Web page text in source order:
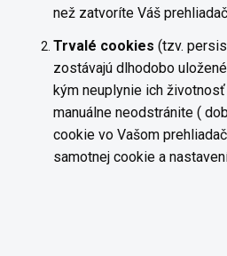
než zatvoríte Váš
Trvalé cookies (tzv.
zostávajú dlhodobo
kým neuplynie ich
manuálne neodstránite (
cookie vo Vašom
samotnej cookie a